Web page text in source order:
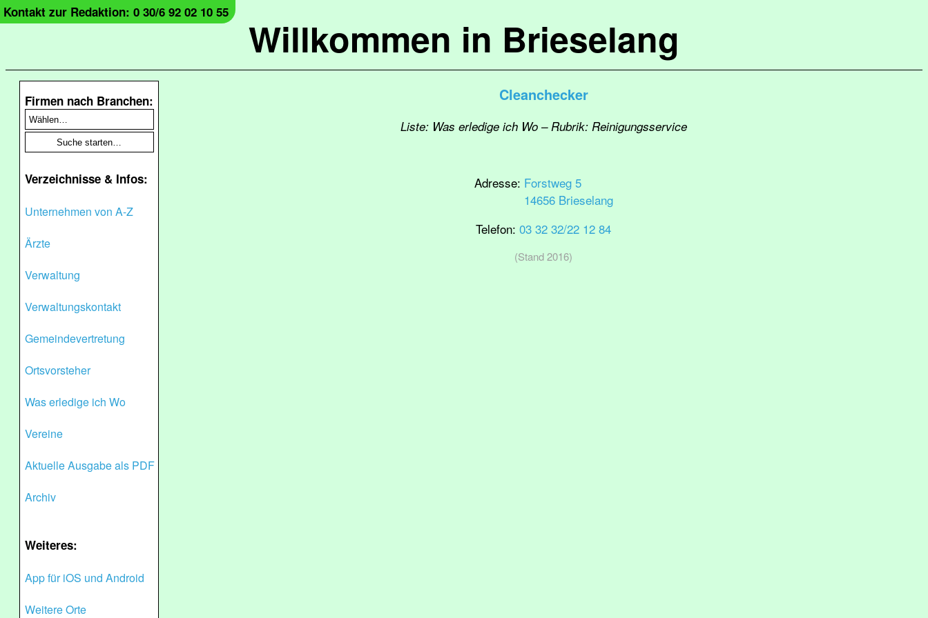
Willkommen in Brieselang
Kontakt zur Redaktion: 0 30/6 92 02 10 55
Firmen nach Branchen:
Verzeichnisse & Infos:
Unternehmen von A-Z
Ärzte
Verwaltung
Verwaltungskontakt
Gemeindevertretung
Ortsvorsteher
Was erledige ich Wo
Vereine
Aktuelle Ausgabe als PDF
Archiv
Weiteres:
App für iOS und Android
Weitere Orte
Cleanchecker
Liste: Was erledige ich Wo – Rubrik: Reinigungsservice
Adresse: Forstweg 5
14656 Brieselang
Telefon: 03 32 32/22 12 84
(Stand 2016)